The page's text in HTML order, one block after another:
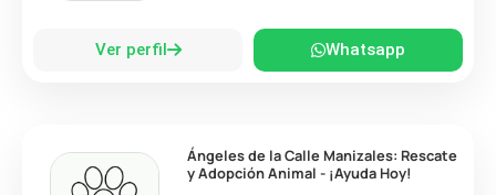
Ver perfil Whatsapp
Ángeles de la Calle Manizales: Rescate
y Adopción Animal - ¡Ayuda Hoy!